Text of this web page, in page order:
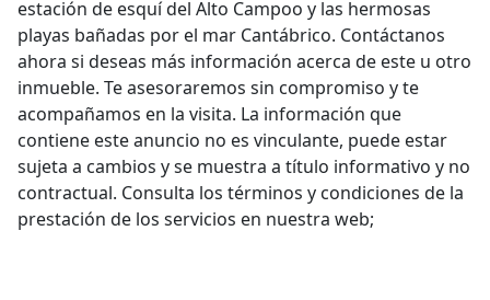
estación de esquí del Alto Campoo y las hermosas
playas bañadas por el mar Cantábrico. Contáctanos
ahora si deseas más información acerca de este u otro
inmueble. Te asesoraremos sin compromiso y te
acompañamos en la visita. La información que
contiene este anuncio no es vinculante, puede estar
sujeta a cambios y se muestra a título informativo y no
contractual. Consulta los términos y condiciones de la
prestación de los servicios en nuestra web;